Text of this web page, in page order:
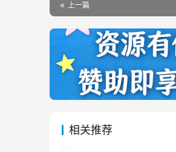
上一篇
相关推荐